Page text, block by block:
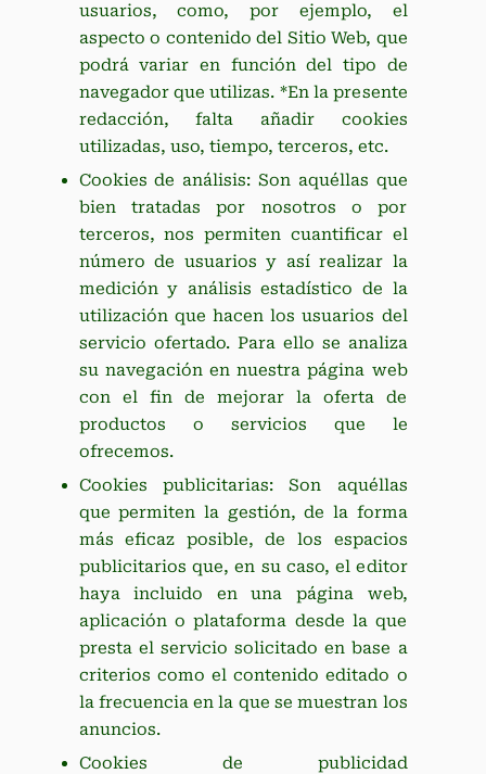
usuarios, como, por ejemplo, el
aspecto o contenido del Sitio Web, que
podrá variar en función del tipo de
navegador que utilizas. *En la presente
redacción, falta añadir cookies
utilizadas, uso, tiempo, terceros, etc.
Cookies de análisis: Son aquéllas que
bien tratadas por nosotros o por
terceros, nos permiten cuantificar el
número de usuarios y así realizar la
medición y análisis estadístico de la
utilización que hacen los usuarios del
servicio ofertado. Para ello se analiza
su navegación en nuestra página web
con el fin de mejorar la oferta de
productos o servicios que le
ofrecemos.
Cookies publicitarias: Son aquéllas
que permiten la gestión, de la forma
más eficaz posible, de los espacios
publicitarios que, en su caso, el editor
haya incluido en una página web,
aplicación o plataforma desde la que
presta el servicio solicitado en base a
criterios como el contenido editado o
la frecuencia en la que se muestran los
anuncios.
Cookies de publicidad